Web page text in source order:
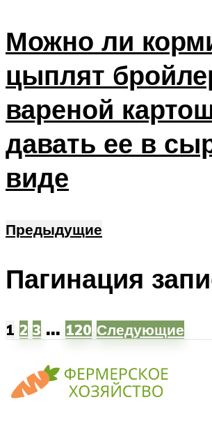
Можно ли
цыплят
вареной
давать ее в
виде
Предыдущие
Пагинация
1 2 3 … 120 Следующие